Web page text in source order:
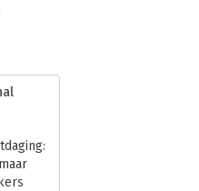
organizations such as
BAE Systems,
looks at the need for
role that leaders and
emotions and reduce bias
why we need
storytelling to help us
new science-based planning